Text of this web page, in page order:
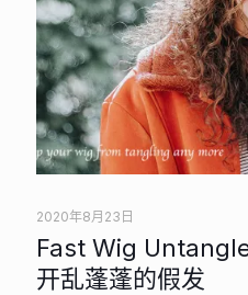
2020年8月23日
Fast Wig
开乱蓬蓬的假发